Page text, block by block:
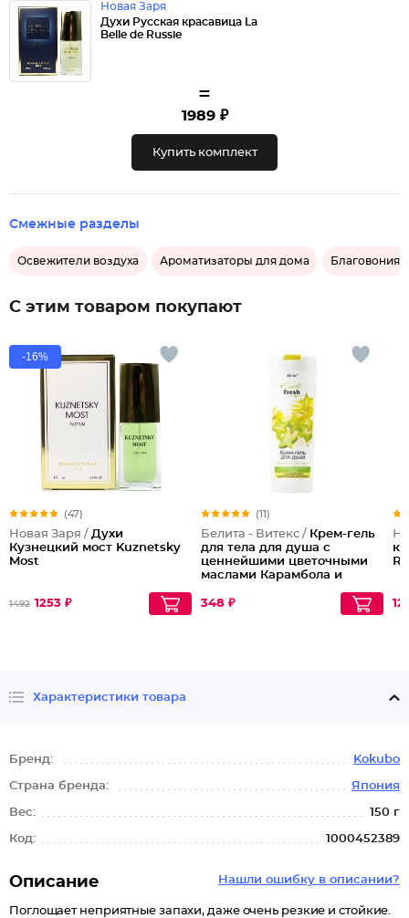
Новая Заря
Духи Русская красавица La
Belle de Russie
=
1989 ₽
Купить комплект
Смежные разделы
Освежители воздуха Ароматизаторы для дома Благовония
С этим товаром покупают
-16%
(47)
Новая Заря / Духи
Кузнецкий мост Kuznetsky
Most
1492 1253 ₽
(11)
Белита - Витекс / Крем-гель
для тела для душа с
ценнейшими цветочными
маслами Карамбола и
Fresh
348 ₽
Характеристики товара
Бренд: Kokubo
Страна бренда: Япония
Вес: 150 г
Код: 1000452389
Нашли ошибку в описании?
Описание
Поглощает неприятные запахи, даже очень резкие и стойкие.